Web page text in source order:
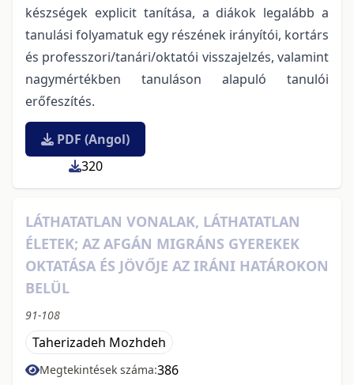
készségek explicit tanítása, a diákok legalább a
tanulási folyamatuk egy részének irányítói, kortárs
és professzori/tanári/oktatói visszajelzés, valamint
nagymértékben tanuláson alapuló tanulói
erőfeszítés.
PDF (Angol)
320
LÁTHATATLAN VONALAK, LÁTHATATLAN
ÉLETEK; AZ AFGÁN MIGRÁNS GYEREKEK
OKTATÁSA ÉS JÖVŐJE AZ IRÁNI HATÁROKON
BELÜL
91-108
Taherizadeh Mozhdeh
Megtekintések száma:386